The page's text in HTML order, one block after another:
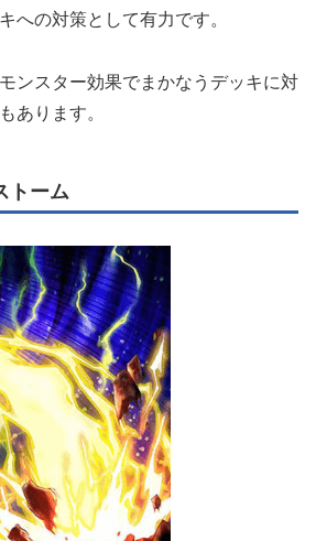
への対策として有力です。
ンスター効果でまかなうデッキに対
あります。
トーム